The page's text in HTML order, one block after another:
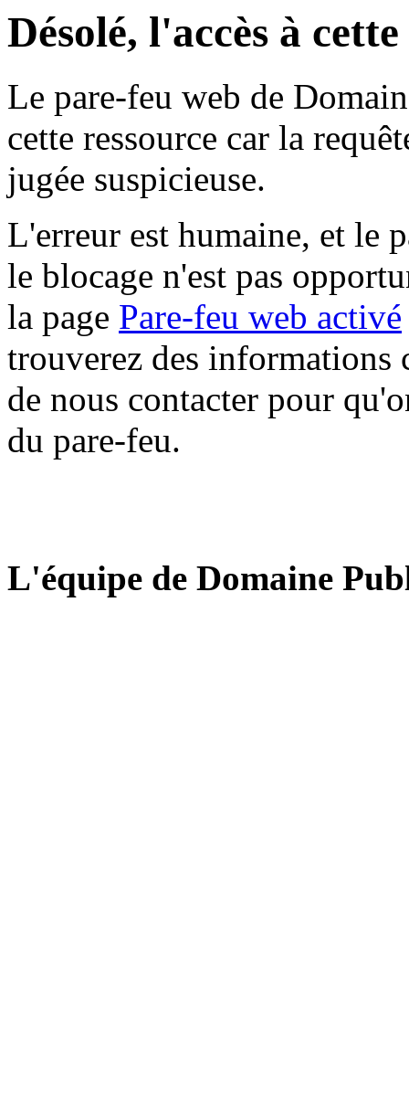
Désolé, l'accès à
Le pare-feu web de
cette ressource car la
jugée suspicieuse.
L'erreur est humaine, et le
le blocage n'est pas
la page Pare-feu web activé
trouverez des informations
de nous contacter pour
du pare-feu.
L'équipe de Domaine